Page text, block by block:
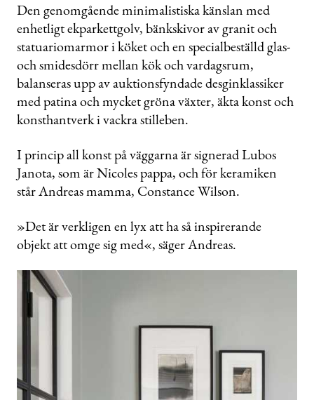
Den genomgående minimalistiska känslan med
enhetligt ekparkettgolv, bänkskivor av granit och
statuariomarmor i köket och en specialbeställd glas-
och smidesdörr mellan kök och vardagsrum,
balanseras upp av auktionsfyndade desginklassiker
med patina och mycket gröna växter, äkta konst och
konsthantverk i vackra stilleben.
I princip all konst på väggarna är signerad Lubos
Janota, som är Nicoles pappa, och för keramiken
står Andreas mamma, Constance Wilson.
»Det är verkligen en lyx att ha så inspirerande
objekt att omge sig med«, säger Andreas.